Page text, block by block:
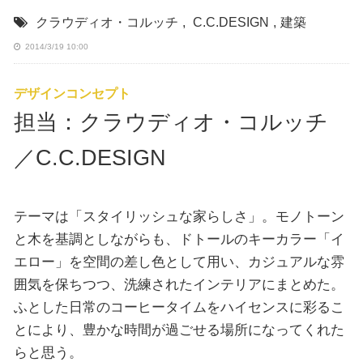
クラウディオ・コルッチ , C.C.DESIGN , 建築
2014/3/19 10:00
デザインコンセプト
担当：クラウディオ・コルッチ
／C.C.DESIGN
テーマは「スタイリッシュな家らしさ」。モノトーン
と木を基調としながらも、ドトールのキーカラー「イ
エロー」を空間の差し色として用い、カジュアルな雰
囲気を保ちつつ、洗練されたインテリアにまとめた。
ふとした日常のコーヒータイムをハイセンスに彩るこ
とにより、豊かな時間が過ごせる場所になってくれた
らと思う。